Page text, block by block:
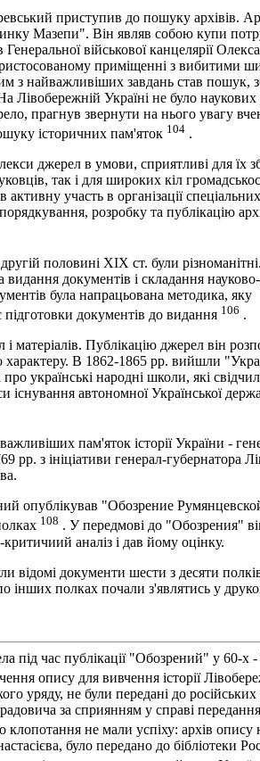
приступив до пошуку архiвiв.
Мазепи". Вiн являв собою купи
вiйськової канцелярiї
примiщеннi з вибитими
з найважливiших завдань став пошук,
Лiвобережнiй Українi не було наукових
прагнув звернути на нього увагу
iсторичних пам'яток 104 .
джерел в умови, сприятливi для їх
так i для широких кiл
участь в органiзацiї
розробку та публiкацiю
половинi XIX ст. були
документiв i складання
була напрацьована методика, яку
пiдготовки документiв до видання 106 .
i матерiалiв. Публiкацiю джерел вiн
характеру. В 1862-1865 pp. вийшли
українськi народнi школи, якi
автономної Української
пам'яток iсторiї України -
pp. з iнiцiативи генерал-губернатора
опублiкував "Обозрение
108 . У передмовi до "Обозрения"
критичиий аналiз i дав йому оцiнку.
вiдомi документи шести з десяти
iнших полках почали з'являтись у
пiд час публiкацiї "Обозрений" у 60-х -
опису для вивчення iсторiї
уряду, не були переданi до
за сприянням у справi
клопотання не мали успiху: архiв опису
було передано до бiблiотеки